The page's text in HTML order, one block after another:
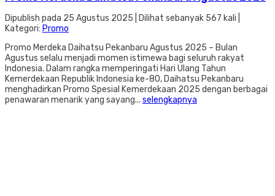
Dipublish pada 25 Agustus 2025 | Dilihat sebanyak 567 kali |
Kategori: Promo
Promo Merdeka Daihatsu Pekanbaru Agustus 2025 – Bulan
Agustus selalu menjadi momen istimewa bagi seluruh rakyat
Indonesia. Dalam rangka memperingati Hari Ulang Tahun
Kemerdekaan Republik Indonesia ke-80, Daihatsu Pekanbaru
menghadirkan Promo Spesial Kemerdekaan 2025 dengan berbagai
penawaran menarik yang sayang... selengkapnya